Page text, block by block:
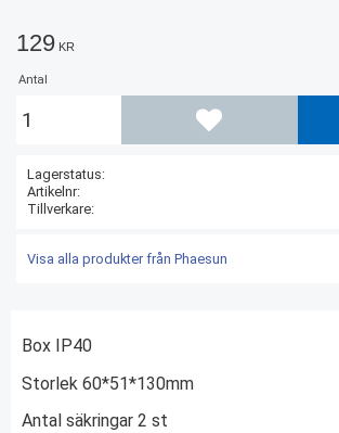
129 KR
Antal
Lägg till i favoriter
Lagerstatus
Artikelnr
Tillverkare
Visa alla produkter från Phaesun
Box IP40
Storlek 60*51*130mm
Antal säkringar 2 st